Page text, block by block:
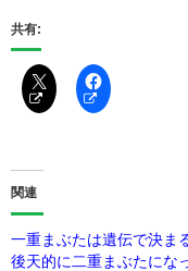
共有:
関連
一重まぶたは遺伝で決ま
後天的に二重まぶたにな